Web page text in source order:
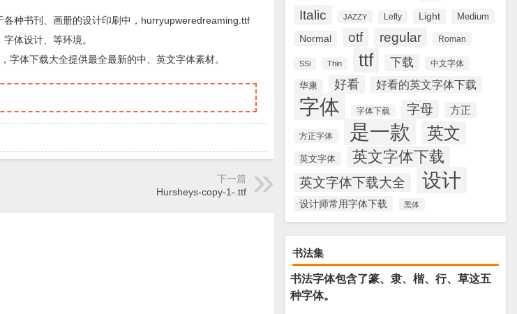
Italic JAZZY Lefty Light Medium
Normal otf regular Roman
SSi Thin ttf 下载 中文字体
华康 好看 好看的英文字体下载
字体 字体下载 字母 方正
方正字体 是一款 英文
英文字体 英文字体下载
英文字体下载大全 设计
设计师常用字体下载 黑体
书法集
书法字体包含了篆、隶、楷、行、草这五
种字体。
种书刊、画册的设计印刷中，hurryupweredreaming.ttf
体设计、等环境。
体下载大全提供最全最新的中、英文字体素材。
下一篇
Hursheys-copy-1-.ttf